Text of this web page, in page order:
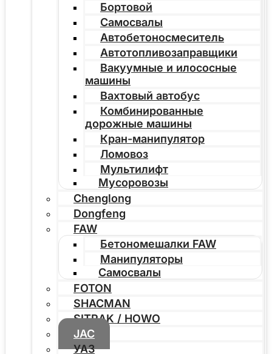
Бортовой
Самосвалы
Автобетоносмеситель
Автотопливозаправщики
Вакуумные и илососные
машины
Вахтовый автобус
Комбинированные
дорожные машины
Кран-манипулятор
Ломовоз
Мультилифт
Мусоровозы
Chenglong
Dongfeng
FAW
Бетономешалки FAW
Манипуляторы
Самосвалы
FOTON
SHACMAN
SITRAK / HOWO
JAC
УАЗ